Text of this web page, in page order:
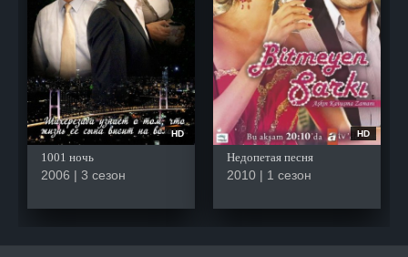
HD
1001 ночь
2006 | 3 сезон
HD
Недопетая песня
2010 | 1 сезон